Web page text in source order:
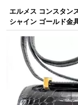
なんば店
中野ブロードウェ
エルメス コンスタン
シャイン ゴールド金